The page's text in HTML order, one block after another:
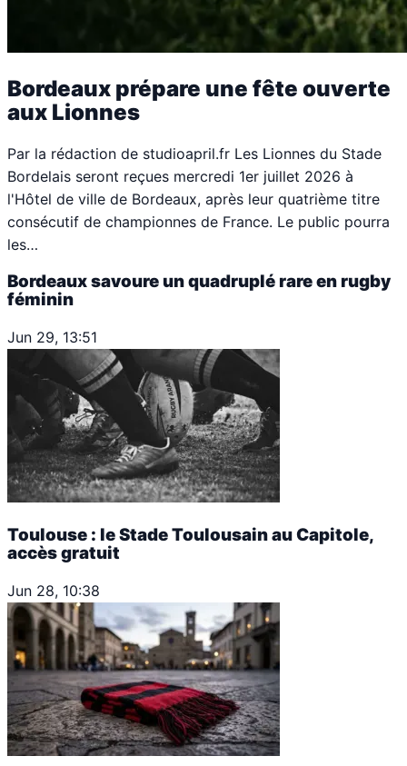
Bordeaux prépare une fête ouverte
aux Lionnes
Par la rédaction de studioapril.fr Les Lionnes du Stade
Bordelais seront reçues mercredi 1er juillet 2026 à
l'Hôtel de ville de Bordeaux, après leur quatrième titre
consécutif de championnes de France. Le public pourra
les…
Bordeaux savoure un quadruplé rare en rugby
féminin
Jun 29, 13:51
Toulouse : le Stade Toulousain au Capitole,
accès gratuit
Jun 28, 10:38